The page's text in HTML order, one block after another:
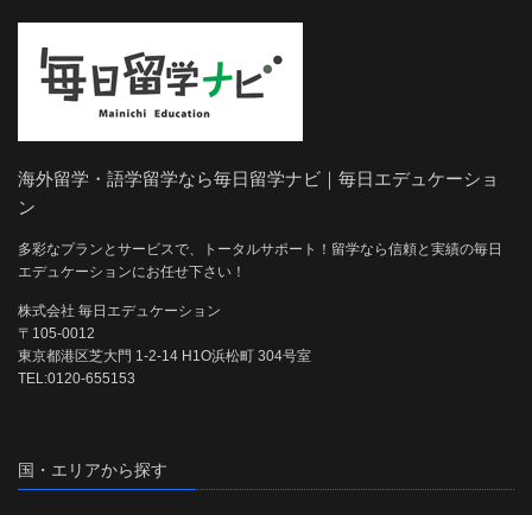
海外留学・語学留学なら毎日留学ナビ｜毎日エデュケーショ
ン
多彩なプランとサービスで、トータルサポート！留学なら信頼と実績の毎日
エデュケーションにお任せ下さい！
株式会社 毎日エデュケーション
〒105-0012
東京都港区芝大門 1-2-14 H1O浜松町 304号室
TEL:0120-655153
国・エリアから探す